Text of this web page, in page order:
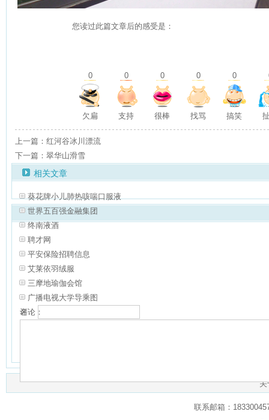
您读过此篇文章后的感受是：
0 0 0 0 0
欠扁 支持 很棒 找骂 搞笑
上一篇：红河谷冰川漂流
下一篇：翠华山滑雪
相关文章
葵花牌小儿肺热咳喘口服液
世界五百强金融集团
终南液酒
聘才网
平安保险招聘信息
艾莱依羽绒服
三摩地瑜伽会馆
广播电视大学导乘图
名：
评论：
关
联系邮箱：